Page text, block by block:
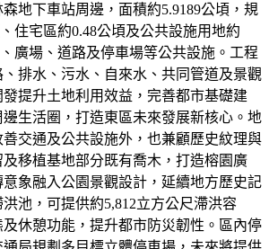
地下車站周邊，面積約5.9189公頃，規
住宅區約0.48公頃及公共設施用地約
廣場、道路及停車場等公共設施。工程
排水、污水、自來水、共同管道及景觀
提升土地利用效益，完善都市基礎建
生活圈，打造東區未來發展新核心。地
交通及公共設施外，也兼顧歷史紋理與
移植基地部分既有喬木，打造榕園廣
象融入公園景觀設計，延續地方歷史記
池，可提供約5,812立方公尺滯洪容
休憩功能，提升都市防災韌性。區內停